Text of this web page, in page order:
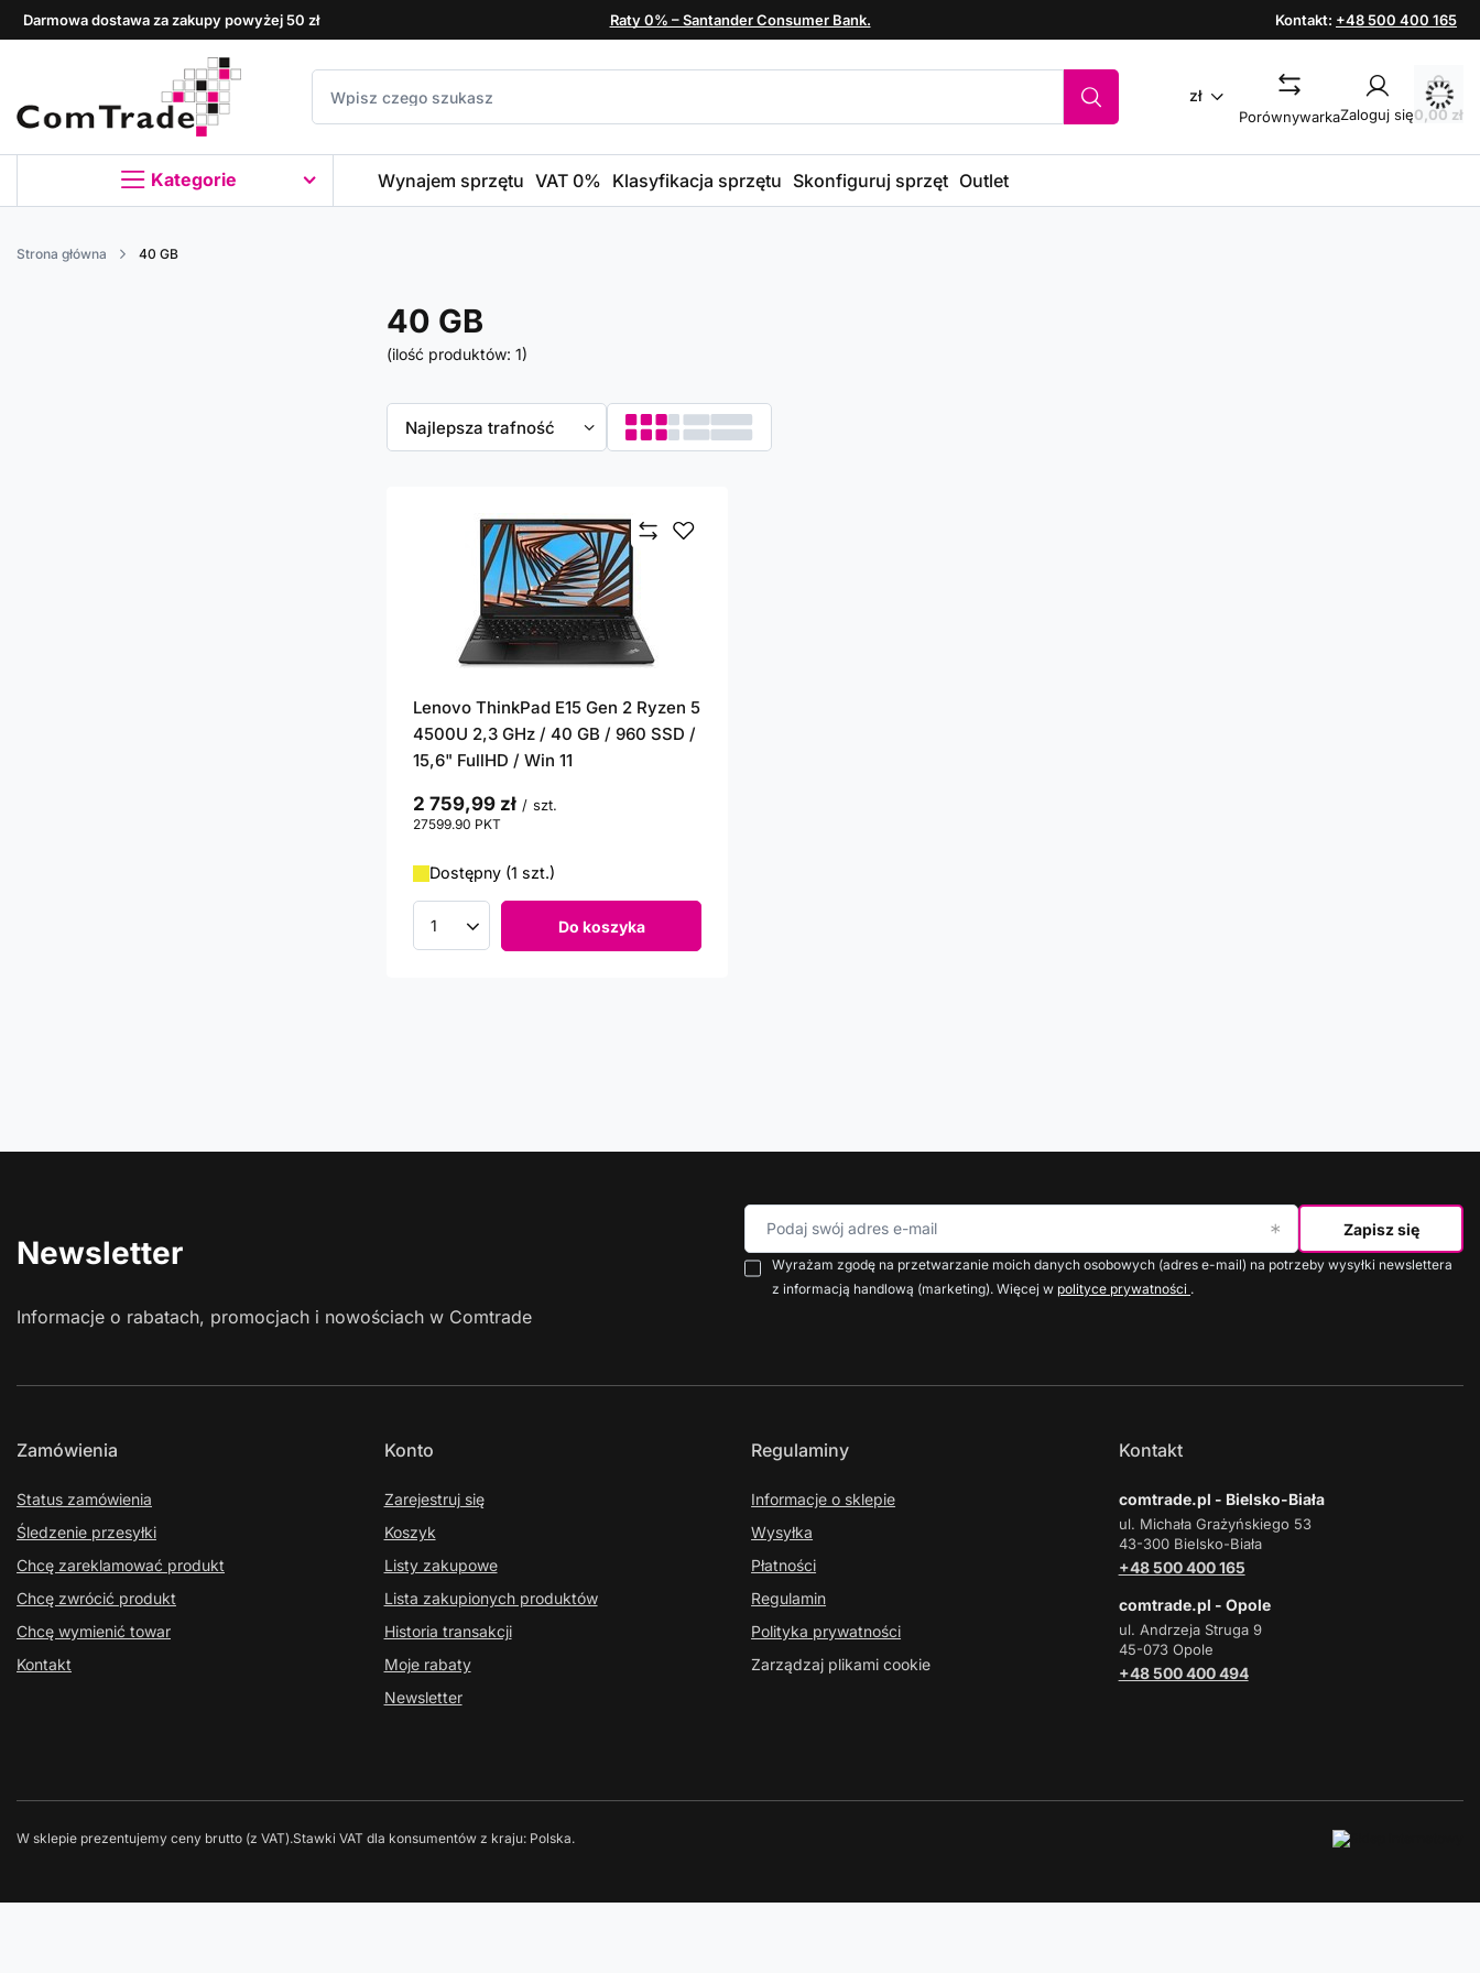
Darmowa dostawa za zakupy powyżej 50 zł Raty 0% – Santander Consumer Bank. Kontakt: +48 500 400 165
zł
PorównywarkaZaloguj się0,00 zł
Kategorie Wynajem sprzętu VAT 0% Klasyfikacja sprzętu Skonfiguruj sprzęt Outlet
Strona główna 40 GB
40 GB
(ilość produktów: 1)
Zmień sortowanie
Najlepsza trafność
Lenovo ThinkPad E15 Gen 2 Ryzen 5
4500U 2,3 GHz / 40 GB / 960 SSD /
15,6" FullHD / Win 11
2 759,99 zł / szt.
27599.90 PKT
Dostępny (1 szt.)
Ilość produktów Do koszyka
Newsletter
Informacje o rabatach, promocjach i nowościach w Comtrade
Podaj swój adres e-mail Zapisz się
Wyrażam zgodę na przetwarzanie moich danych osobowych (adres e-mail) na potrzeby wysyłki newslettera
z informacją handlową (marketing). Więcej w polityce prywatności .
Zamówienia
Status zamówienia
Śledzenie przesyłki
Chcę zareklamować produkt
Chcę zwrócić produkt
Chcę wymienić towar
Kontakt
Konto
Zarejestruj się
Koszyk
Listy zakupowe
Lista zakupionych produktów
Historia transakcji
Moje rabaty
Newsletter
Regulaminy
Informacje o sklepie
Wysyłka
Płatności
Regulamin
Polityka prywatności
Zarządzaj plikami cookie
Kontakt
comtrade.pl - Bielsko-Biała
ul. Michała Grażyńskiego 53
43-300 Bielsko-Biała
+48 500 400 165
comtrade.pl - Opole
ul. Andrzeja Struga 9
45-073 Opole
+48 500 400 494
W sklepie prezentujemy ceny brutto (z VAT).Stawki VAT dla konsumentów z kraju: Polska.